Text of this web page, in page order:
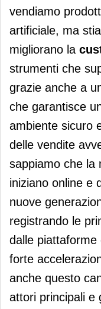
vendiamo
artificiale, ma
migliorano la
strumenti che
grazie anche a
che garantisce
ambiente sicuro
delle vendite
sappiamo che la
iniziano online e
nuove
registrando le
dalle piattaforme
forte
anche questo
attori principali e